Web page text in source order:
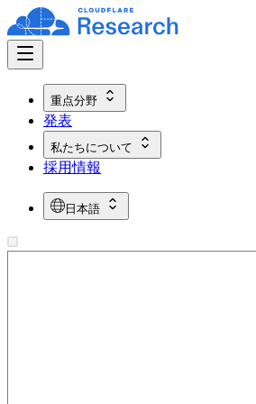
重点分野
発表
私たちについて
採用情報
日本語